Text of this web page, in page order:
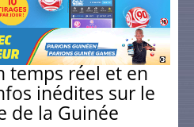
temps réel et en
inédites sur le
de la Guinée